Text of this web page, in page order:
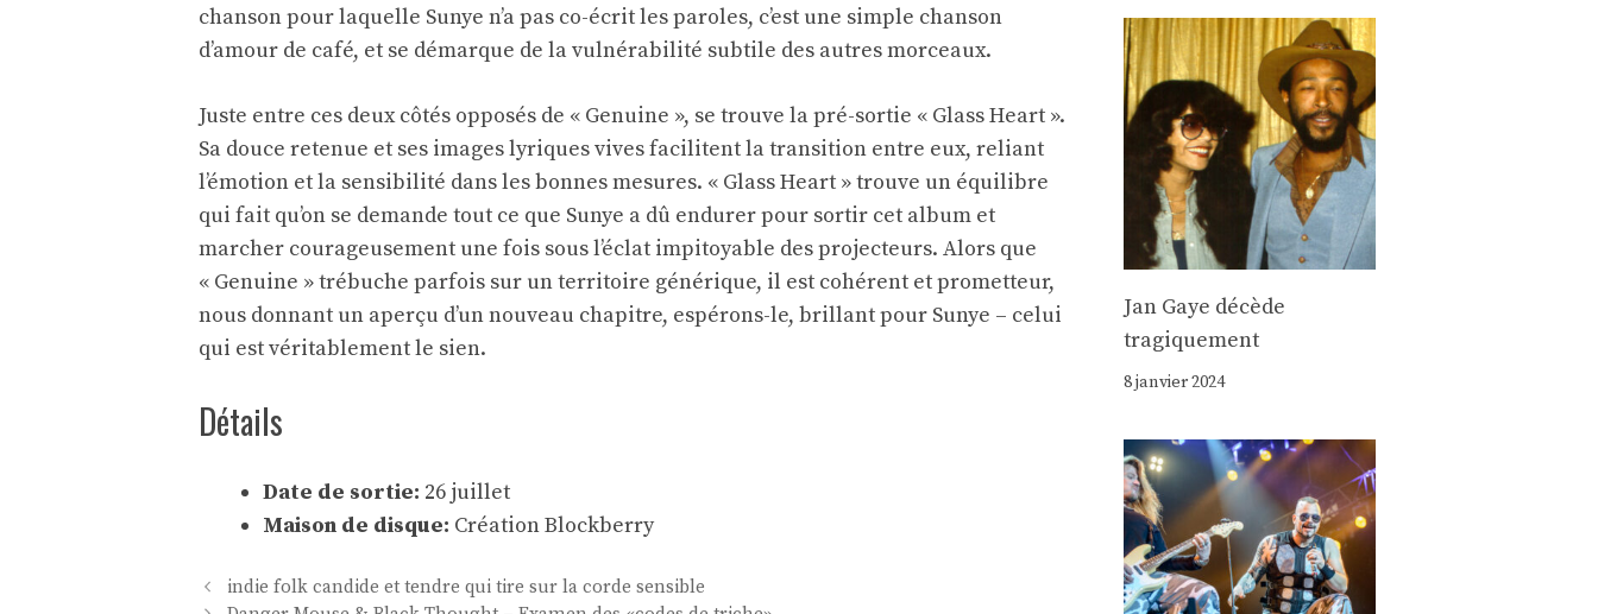
chanson pour laquelle Sunye n’a pas co-écrit les paroles, c’est une simple chanson
d’amour de café, et se démarque de la vulnérabilité subtile des autres morceaux.
Juste entre ces deux côtés opposés de « Genuine », se trouve la pré-sortie « Glass Heart ».
Sa douce retenue et ses images lyriques vives facilitent la transition entre eux, reliant
l’émotion et la sensibilité dans les bonnes mesures. « Glass Heart » trouve un équilibre
qui fait qu’on se demande tout ce que Sunye a dû endurer pour sortir cet album et
marcher courageusement une fois sous l’éclat impitoyable des projecteurs. Alors que
« Genuine » trébuche parfois sur un territoire générique, il est cohérent et prometteur,
nous donnant un aperçu d’un nouveau chapitre, espérons-le, brillant pour Sunye – celui
qui est véritablement le sien.
Détails
Date de sortie: 26 juillet
Maison de disque: Création Blockberry
Navigation
indie folk candide et tendre qui tire sur la corde sensible
Jan Gaye décède
tragiquement
8 janvier 2024